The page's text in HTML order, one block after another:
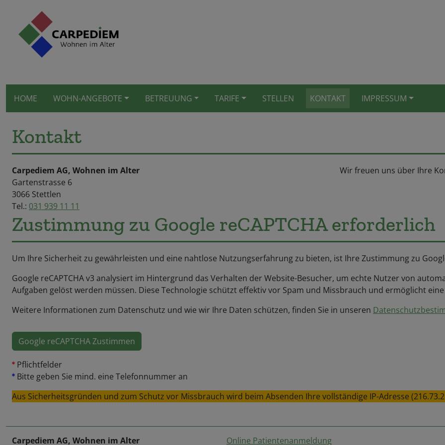
HOME WOHN-ANGEBOTE BETREUUNG TARIFE STELLEN KONTAKT IMPRESSUM
Kontakt
Carpediem AG, Wohnen im Alter
Gartenstrasse 6
3066 Stettlen
Tel.: 031 939 11 11
Wir freuen uns über Ihre
Zustimmung zu Google reCAPTCHA erforderlich
Um Ihre Sicherheit zu gewährleisten und eine nahtlose Nutzungserfahrung zu bieten, ist Ihre Zustimmung zu
Google reCAPTCHA v3 analysiert im Hintergrund das Verhalten der Website-Besucher, um echte Nutzer von
Aufgaben gelöst werden müssen. Diese Technologie schützt effektiv vor Spam und Missbrauch und ermöglicht
Weitere Informationen zum Datenschutz und wie wir Ihre Daten schützen, finden Sie in unseren
Google reCAPTCHA Zustimmen
Pflichtfelder
Bitte geben Sie mind. eine Telefonnummer an
Aus Sicherheitsgründen und zum Schutz vor Missbrauch wird beim Absenden Ihre vollständige IP-Adresse
Carpediem AG, Wohnen im Alter Online Patientenanmeldung